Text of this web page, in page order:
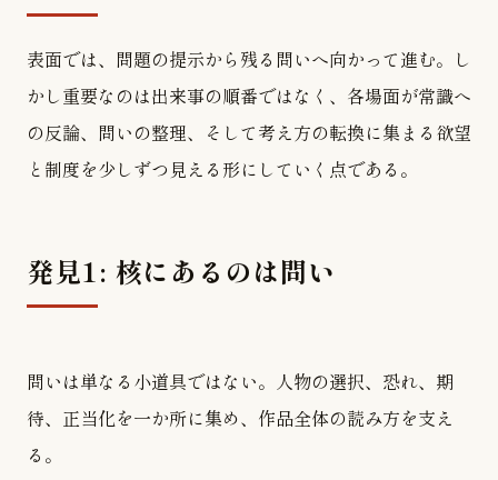
表面では、問題の提示から残る問いへ向かって進む。し
かし重要なのは出来事の順番ではなく、各場面が常識へ
の反論、問いの整理、そして考え方の転換に集まる欲望
と制度を少しずつ見える形にしていく点である。
発見1: 核にあるのは問い
問いは単なる小道具ではない。人物の選択、恐れ、期
待、正当化を一か所に集め、作品全体の読み方を支え
る。